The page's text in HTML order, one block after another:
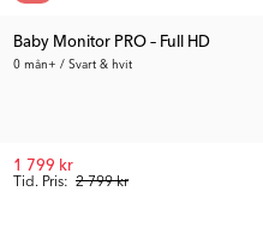
Baby Monitor PRO – Full HD
0 mån+ / Svart & hvit
Tid. Pris: 2 799 kr
1 799 kr